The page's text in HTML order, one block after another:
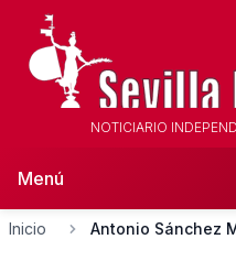
NOTICIARIO
Menú
Inicio Antonio Sánchez